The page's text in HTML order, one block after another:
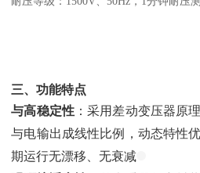
三、功能特点
与高稳定性 ：采用差动变压器原
与电输出成线性比例，动态特性
期运行无漂移、无衰减